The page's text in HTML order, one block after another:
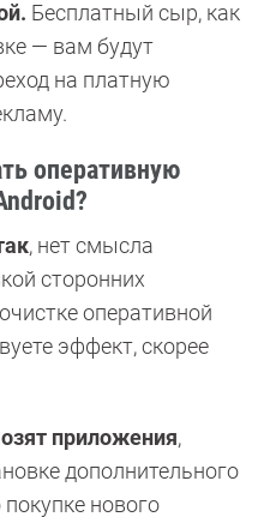
Бесплатный сыр, как
— вам будут
на платную
оперативную
, нет смысла
сторонних
оперативной
эффект, скорее
приложения,
дополнительного
нового